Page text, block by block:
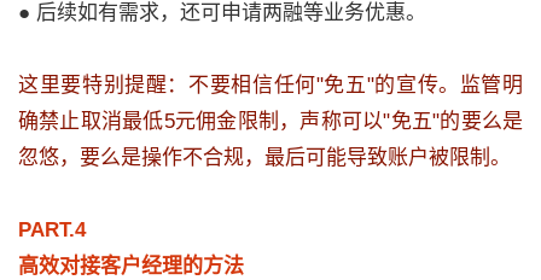
● 后续如有需求，还可申请两融等业务优惠。
这里要特别提醒：不要相信任何"免五"的宣传。监管明
确禁止取消最低5元佣金限制，声称可以"免五"的要么是
忽悠，要么是操作不合规，最后可能导致账户被限制。
PART.4
高效对接客户经理的方法